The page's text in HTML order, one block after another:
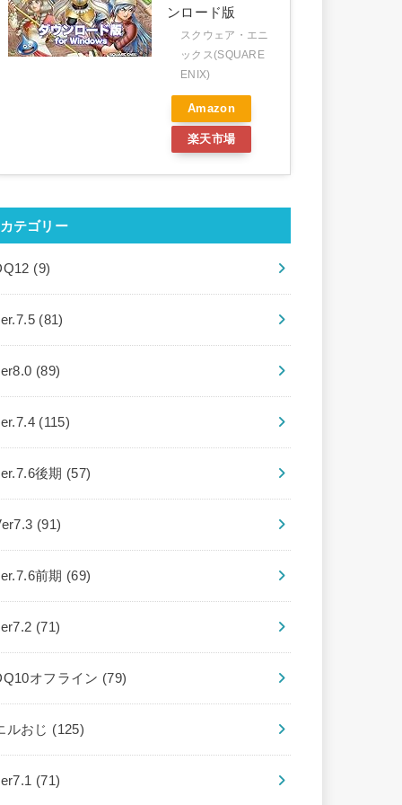
ンロード版
スクウェア・エニ
ックス(SQUARE
ENIX)
Amazon
楽天市場
カテゴリー
(9)
(81)
(89)
(115)
後期 (57)
(91)
前期 (69)
(71)
オフライン (79)
ルおじ (125)
(71)